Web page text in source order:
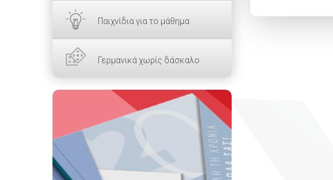
Παιχνίδια για το μάθημα
Γερμανικά χωρίς δάσκαλο